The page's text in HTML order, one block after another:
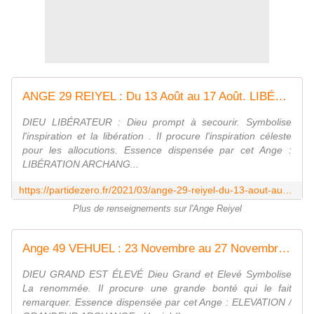
ANGE 29 REIYEL : Du 13 Août au 17 Août. LIBÉRATION - Evoluons quotidiennement avec Parti de zéro
DIEU LIBÉRATEUR : Dieu prompt à secourir. Symbolise
l'inspiration et la libération . Il procure l'inspiration céleste
pour les allocutions. Essence dispensée par cet Ange :
LIBÉRATION ARCHANG...
Plus de renseignements sur l'Ange Reiyel
Ange 49 VEHUEL : 23 Novembre au 27 Novembre . ELEVATION / GRANDEUR - Evoluons quotidiennement avec Parti de zéro
DIEU GRAND EST ÉLEVÉ Dieu Grand et Elevé Symbolise
La renommée. Il procure une grande bonté qui le fait
remarquer. Essence dispensée par cet Ange : ELEVATION /